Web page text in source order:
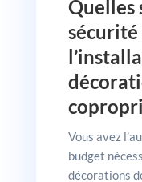
Quelles
Vous avez
budget
décorations